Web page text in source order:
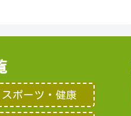
スポーツ・健康